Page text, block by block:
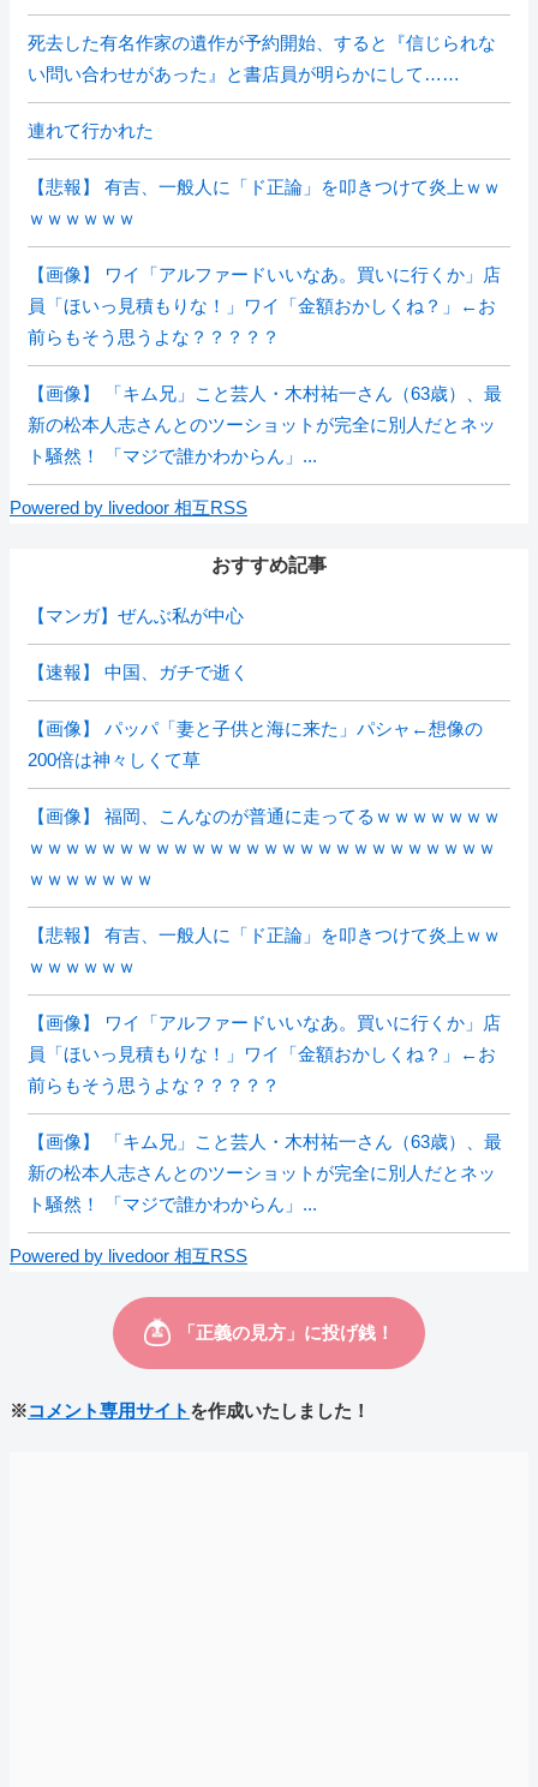
死去した有名作家の遺作が予約開始、すると『信じられな
い問い合わせがあった』と書店員が明らかにして……
連れて行かれた
【悲報】 有吉、一般人に「ド正論」を叩きつけて炎上ｗｗ
ｗｗｗｗｗｗ
【画像】 ワイ「アルファードいいなあ。買いに行くか」店
員「ほいっ見積もりな！」ワイ「金額おかしくね？」←お
前らもそう思うよな？？？？？
【画像】 「キム兄」こと芸人・木村祐一さん（63歳）、最
新の松本人志さんとのツーショットが完全に別人だとネッ
ト騒然！ 「マジで誰かわからん」...
Powered by livedoor 相互RSS
おすすめ記事
【マンガ】ぜんぶ私が中心
【速報】 中国、ガチで逝く
【画像】 パッパ「妻と子供と海に来た」パシャ←想像の
200倍は神々しくて草
【画像】 福岡、こんなのが普通に走ってるｗｗｗｗｗｗｗ
ｗｗｗｗｗｗｗｗｗｗｗｗｗｗｗｗｗｗｗｗｗｗｗｗｗｗ
ｗｗｗｗｗｗｗ
【悲報】 有吉、一般人に「ド正論」を叩きつけて炎上ｗｗ
ｗｗｗｗｗｗ
【画像】 ワイ「アルファードいいなあ。買いに行くか」店
員「ほいっ見積もりな！」ワイ「金額おかしくね？」←お
前らもそう思うよな？？？？？
【画像】 「キム兄」こと芸人・木村祐一さん（63歳）、最
新の松本人志さんとのツーショットが完全に別人だとネッ
ト騒然！ 「マジで誰かわからん」...
Powered by livedoor 相互RSS
※コメント専用サイト を作成いたしました！